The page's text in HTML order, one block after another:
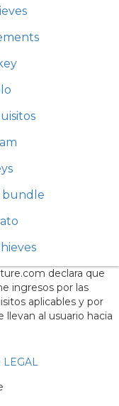
bundle
declara que
ingresos por las
aplicables y por
al usuario hacia
LEGAL